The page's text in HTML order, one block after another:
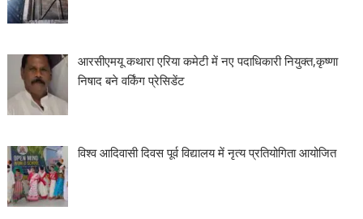
आरसीएमयू कथारा एरिया कमेटी में नए पदाधिकारी नियुक्त,कृष्णा
निषाद बने वर्किंग प्रेसिडेंट
विश्व आदिवासी दिवस पूर्व विद्यालय में नृत्य प्रतियोगिता आयोजित